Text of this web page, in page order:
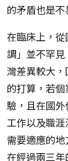
的矛盾也是不
在臨床上，
調」並不罕
灣差異較大
的打算，若
驗，且在國
工作以及職
需要適應的
在經過兩三